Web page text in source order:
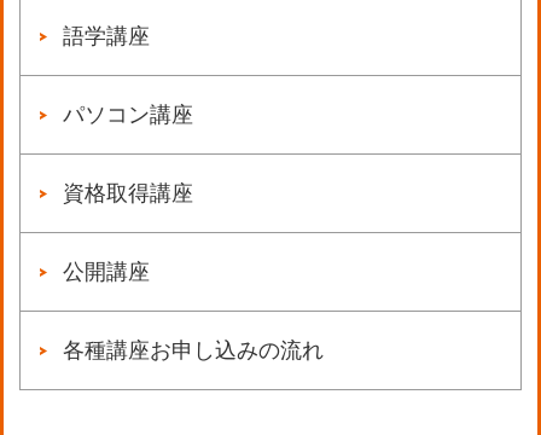
語学講座
パソコン講座
資格取得講座
公開講座
各種講座お申し込みの流れ